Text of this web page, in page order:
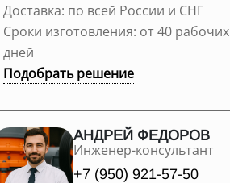
Доставка: по всей России и СНГ
Сроки изготовления: от 40 рабочих
дней
Подобрать решение
АНДРЕЙ ФЕДОРОВ
Инженер-консультант
+7 (950) 921-57-50